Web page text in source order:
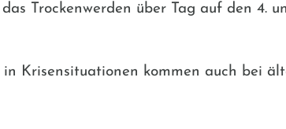
Trockenwerden über Tag auf den 4.
in Krisensituationen kommen auch bei